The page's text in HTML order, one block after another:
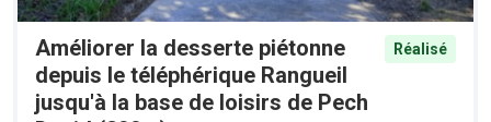
Améliorer la desserte piétonne
depuis le téléphérique Rangueil
jusqu'à la base de loisirs de Pech
Réalisé